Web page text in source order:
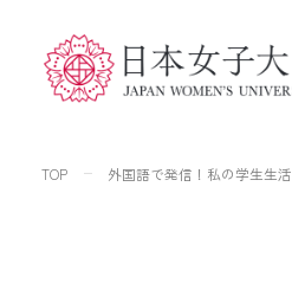
TOP 外国語で発信！私の学生生活